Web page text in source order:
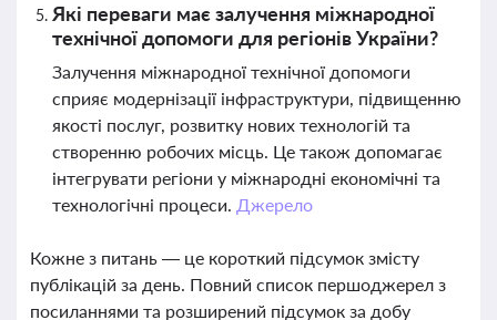
Які переваги має залучення міжнародної
технічної допомоги для регіонів України?
Залучення міжнародної технічної допомоги
сприяє модернізації інфраструктури, підвищенню
якості послуг, розвитку нових технологій та
створенню робочих місць. Це також допомагає
інтегрувати регіони у міжнародні економічні та
технологічні процеси. Джерело
Кожне з питань — це короткий підсумок змісту
публікацій за день. Повний список першоджерел з
посиланнями та розширений підсумок за добу